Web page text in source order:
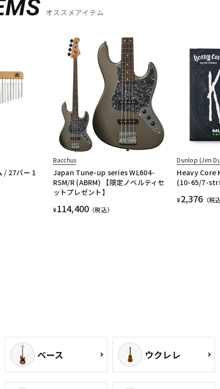
オススメアイテム
/ 27バー 1
Bacchus
Japan Tune-up series WL604-
RSM/R (ABRM) 【限定ノベルティセ
ットプレゼント】
¥114,400 （税込）
Dunlop (Jim
Heavy Core
(10-65/7-
¥2,376 （税
ベース ウクレレ